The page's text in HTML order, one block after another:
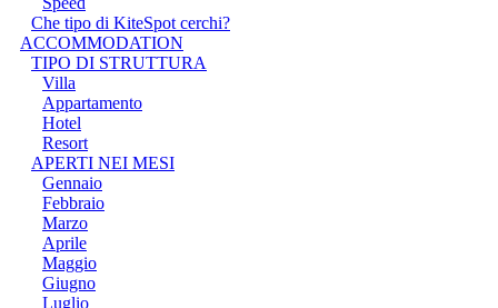
Che tipo di KiteSpot cerchi?
ACCOMMODATION
TIPO DI STRUTTURA
Villa
Appartamento
Hotel
Resort
APERTI NEI MESI
Gennaio
Febbraio
Marzo
Aprile
Maggio
Giugno
Luglio